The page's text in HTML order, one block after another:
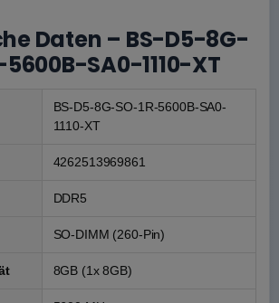
Daten – BS-D5-8G-
5600B-SA0-1110-XT
BS-D5-8G-SO-1R-5600B-SA0-
1110-XT
4262513969861
DDR5
SO-DIMM (260-Pin)
8GB (1x 8GB)